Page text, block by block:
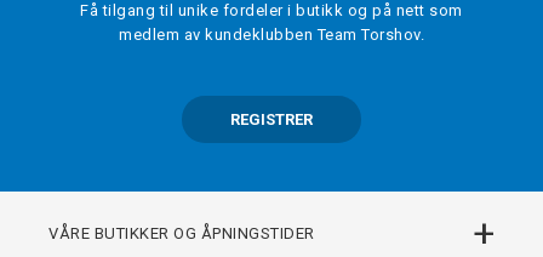
Få tilgang til unike fordeler i butikk og på nett som
medlem av kundeklubben Team Torshov.
REGISTRER
VÅRE BUTIKKER OG ÅPNINGSTIDER +